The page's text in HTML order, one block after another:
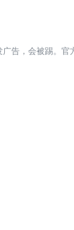
广告，会被踢。官